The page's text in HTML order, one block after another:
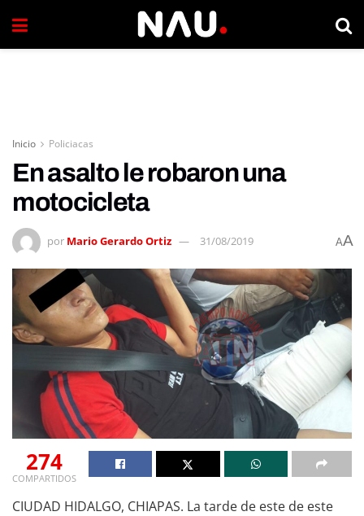
Inicio Policiacas
En asalto le robaron una
motocicleta
por Mario Gerardo Ortiz 31/08/2019 AA
274
COMPARTIDOS
CIUDAD HIDALGO, CHIAPAS. La tarde de este de este